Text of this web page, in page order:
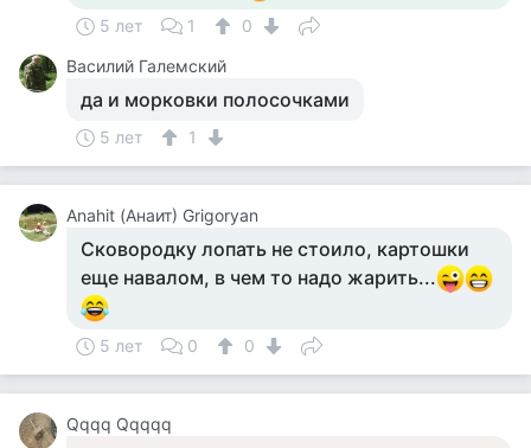
5 лет 1
0
Василий Галемский
да и морковки полосочками
5 лет 1
Anahit (Анаит) Grigoryan
Сковородку лопать не стоило, картошки
еще навалом, в чем то надо жарить...
5 лет 0 0
Qqqq Qqqqq